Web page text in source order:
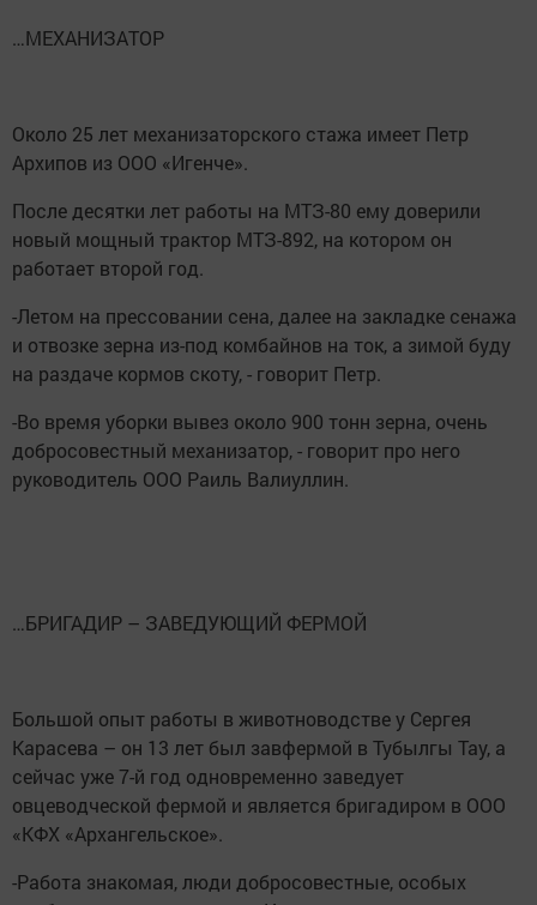
…МЕХАНИЗАТОР
Около 25 лет механизаторского стажа имеет Петр
Архипов из ООО «Игенче».
После десятки лет работы на МТЗ-80 ему доверили
новый мощный трактор МТЗ-892, на котором он
работает второй год.
-Летом на прессовании сена, далее на закладке сенажа
и отвозке зерна из-под комбайнов на ток, а зимой буду
на раздаче кормов скоту, - говорит Петр.
-Во время уборки вывез около 900 тонн зерна, очень
добросовестный механизатор, - говорит про него
руководитель ООО Раиль Валиуллин.
…БРИГАДИР – ЗАВЕДУЮЩИЙ ФЕРМОЙ
Большой опыт работы в животноводстве у Сергея
Карасева – он 13 лет был завфермой в Тубылгы Тау, а
сейчас уже 7-й год одновременно заведует
овцеводческой фермой и является бригадиром в ООО
«КФХ «Архангельское».
-Работа знакомая, люди добросовестные, особых